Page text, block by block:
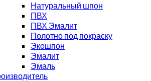
Натуральный шпон
ПВХ
ПВХ Эмалит
Полотно под покраску
Экошпон
Эмалит
Эмаль